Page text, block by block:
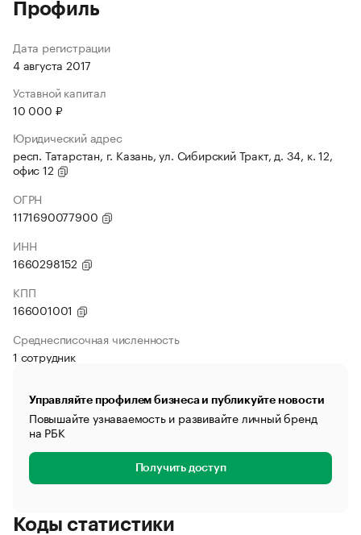
Профиль
Дата регистрации
4 августа 2017
Уставной капитал
10 000 ₽
Юридический адрес
респ. Татарстан, г. Казань, ул. Сибирский Тракт, д. 34, к. 12,
офис 12
ОГРН
1171690077900
ИНН
1660298152
КПП
166001001
Среднесписочная численность
1 сотрудник
Управляйте профилем бизнеса и публикуйте новости
Повышайте узнаваемость и развивайте личный бренд
на РБК
Получить доступ
Коды статистики